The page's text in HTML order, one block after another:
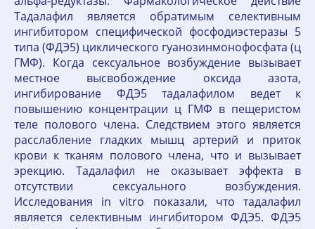
Тадалафил является обратимым селективным
ингибитором специфической фосфодиэстеразы 5
типа (ФДЭ5) циклического гуанозинмонофосфата (ц
ГМФ). Когда сексуальное возбуждение вызывает
местное высвобождение оксида азота,
ингибирование ФДЭ5 тадалафилом ведет к
повышению концентрации ц ГМФ в пещеристом
теле полового члена. Следствием этого является
расслабление гладких мышц артерий и приток
крови к тканям полового члена, что и вызывает
эрекцию. Тадалафил не оказывает эффекта в
отсутствии сексуального возбуждения.
Исследования in vitro показали, что тадалафил
является селективным ингибитором ФДЭ5. ФДЭ5